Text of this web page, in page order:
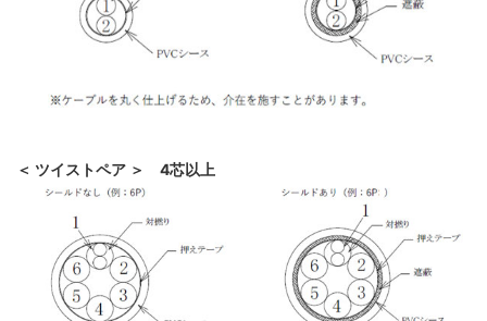
＜ ツイストペア ＞ 4芯以上